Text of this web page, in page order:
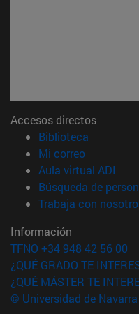
Accesos directos
Biblioteca
Mi correo(abre en
Aula virtual ADI
Búsqueda de
Trabaja con
Información
TFNO +34 948 42 56 00
¿QUÉ GRADO TE
¿QUÉ MÁSTER TE
© Universidad de Navarra